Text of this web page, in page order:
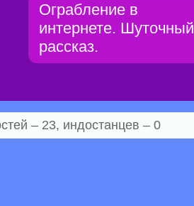
Ограбление в
интернете. Шуточный
рассказ.
– 23, индостанцев – 0